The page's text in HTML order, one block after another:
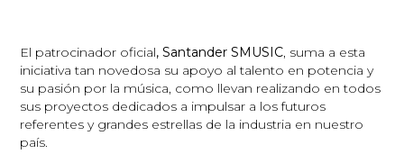
El patrocinador oficial, Santander SMUSIC , suma a esta
iniciativa tan novedosa su apoyo al talento en potencia y
su pasión por la música, como llevan realizando en todos
sus proyectos dedicados a impulsar a los futuros
referentes y grandes estrellas de la industria en nuestro
país.